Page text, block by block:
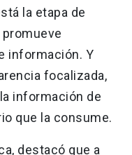
la etapa de
información. Y
focalizada,
información de
que la consume.
destacó que a